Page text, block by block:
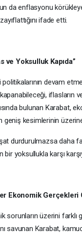
da enflasyonu
ifade etti.
ve Yoksulluk Kapıda”
devam
iflasların
bulunan Karabat,
kesimlerinin üzerine
durdurulmazsa daha
yoksullukla karşı
Ekonomik Gerçekleri
sorunların üzerini farklı
savunan Karabat,